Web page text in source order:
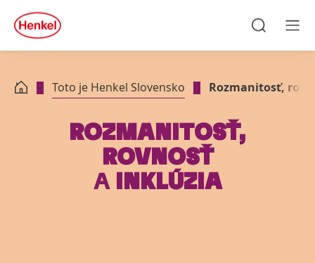
Skip to main content
Skip to footer
quick
search
Toto je Henkel Slovensko Rozmanitosť,
ROZMANITOSŤ,
ROVNOSŤ
AINKLÚZIA